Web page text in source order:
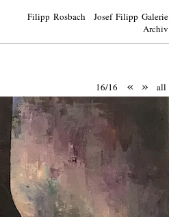
Filipp Rosbach Josef Filipp Galerie
Archiv
16/16 « » all